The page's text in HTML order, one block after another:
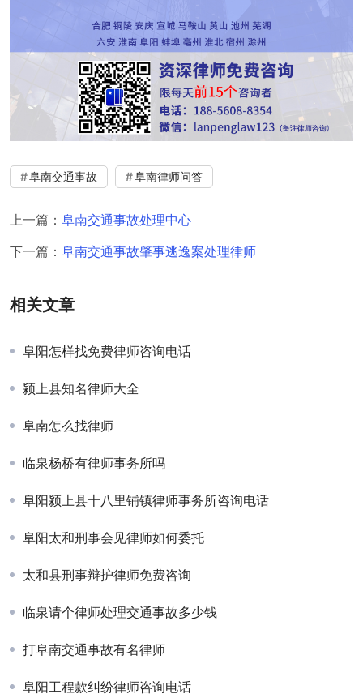
阜南交通事故 阜南律师问答
上一篇： 阜南交通事故处理中心
下一篇： 阜南交通事故肇事逃逸案处理律师
相关文章
阜阳怎样找免费律师咨询电话
颍上县知名律师大全
阜南怎么找律师
临泉杨桥有律师事务所吗
阜阳颍上县十八里铺镇律师事务所咨询电话
阜阳太和刑事会见律师如何委托
太和县刑事辩护律师免费咨询
临泉请个律师处理交通事故多少钱
打阜南交通事故有名律师
阜阳工程款纠纷律师咨询电话